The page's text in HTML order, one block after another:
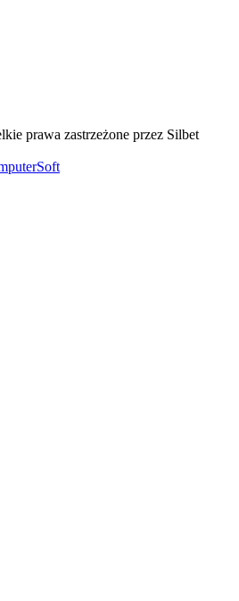
prawa zastrzeżone przez Silbet